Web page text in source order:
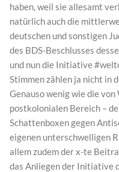
haben, weil sie allesamt
natürlich auch die
deutschen und sonstigen
des BDS-Beschlusses
und nun die Initiative
Stimmen zählen ja nicht in
Genauso wenig wie die
postkolonialen Bereich –
Schattenboxen gegen
eigenen unterschwelligen
allem zudem der x-te
das Anliegen der Initiative